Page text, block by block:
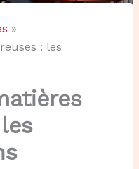
: les